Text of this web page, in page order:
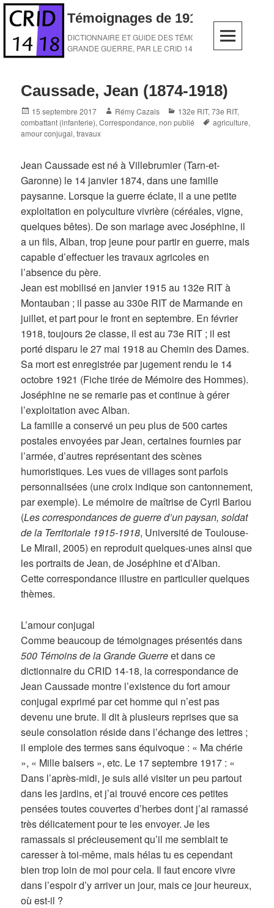
Skip
content
Témoignages de 1914-1918
DICTIONNAIRE ET GUIDE DES TÉMOINS DE LA
GRANDE GUERRE, PAR LE CRID 14-18
Caussade, Jean (1874-1918)
Posted
on
15 septembre 2017 Author
Rémy Cazals Categories
132e RIT,73e RIT,
combattant (infanterie),Correspondance,non publié Tags
agriculture,
amour conjugal,travaux
Jean Caussade est né à Villebrumier (Tarn-et-
Garonne) le 14 janvier 1874, dans une famille
paysanne. Lorsque la guerre éclate, il a une petite
exploitation en polyculture vivrière (céréales, vigne,
quelques bêtes). De son mariage avec Joséphine, il
a un fils, Alban, trop jeune pour partir en guerre, mais
capable d’effectuer les travaux agricoles en
l’absence du père.
Jean est mobilisé en janvier 1915 au 132e RIT à
Montauban ; il passe au 330e RIT de Marmande en
juillet, et part pour le front en septembre. En février
1918, toujours 2e classe, il est au 73e RIT ; il est
porté disparu le 27 mai 1918 au Chemin des Dames.
Sa mort est enregistrée par jugement rendu le 14
octobre 1921 (Fiche tirée de Mémoire des Hommes).
Joséphine ne se remarie pas et continue à gérer
l’exploitation avec Alban.
La famille a conservé un peu plus de 500 cartes
postales envoyées par Jean, certaines fournies par
l’armée, d’autres représentant des scènes
humoristiques. Les vues de villages sont parfois
personnalisées (une croix indique son cantonnement,
par exemple). Le mémoire de maîtrise de Cyril Bariou
(Les correspondances de guerre d’un paysan, soldat
de la Territoriale 1915-1918, Université de Toulouse-
Le Mirail, 2005) en reproduit quelques-unes ainsi que
les portraits de Jean, de Joséphine et d’Alban.
Cette correspondance illustre en particulier quelques
thèmes.
L’amour conjugal
Comme beaucoup de témoignages présentés dans
500 Témoins de la Grande Guerreet dans ce
dictionnaire du CRID 14-18, la correspondance de
Jean Caussade montre l’existence du fort amour
conjugal exprimé par cet homme qui n’est pas
devenu une brute. Il dit à plusieurs reprises que sa
seule consolation réside dans l’échange des lettres ;
il emploie des termes sans équivoque : « Ma chérie
», « Mille baisers », etc. Le 17 septembre 1917 : «
Dans l’après-midi, je suis allé visiter un peu partout
dans les jardins, et j’ai trouvé encore ces petites
pensées toutes couvertes d’herbes dont j’ai ramassé
très délicatement pour te les envoyer. Je les
ramassais si précieusement qu’il me semblait te
caresser à toi-même, mais hélas tu es cependant
bien trop loin de moi pour cela. Il faut encore vivre
dans l’espoir d’y arriver un jour, mais ce jour heureux,
où est-il ?